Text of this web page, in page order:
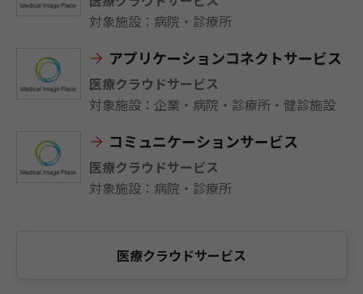
対象施設：病院・診療所
アプリケーションコネクトサービス
医療クラウドサービス
対象施設：企業・病院・診療所・健診施設
コミュニケーションサービス
医療クラウドサービス
対象施設：病院・診療所
医療クラウドサービス